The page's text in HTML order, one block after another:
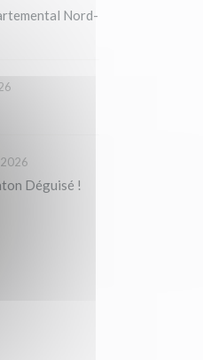
Nord-
2026
Déguisé !